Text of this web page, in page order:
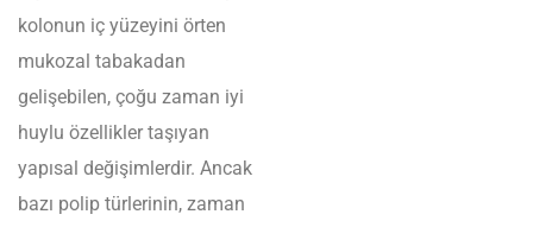
kolonun iç yüzeyini örten
mukozal tabakadan
gelişebilen, çoğu zaman iyi
huylu özellikler taşıyan
yapısal değişimlerdir. Ancak
bazı polip türlerinin, zaman